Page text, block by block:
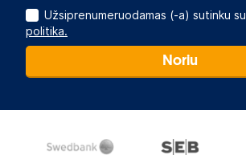
Užsiprenumeruodamas (-a) sutinku su
politika.
Noriu